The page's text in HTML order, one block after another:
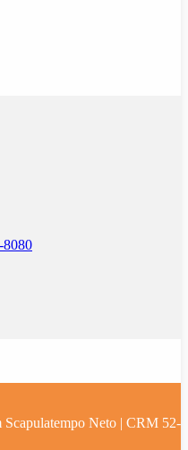
8080
Scapulatempo Neto | CRM 52-